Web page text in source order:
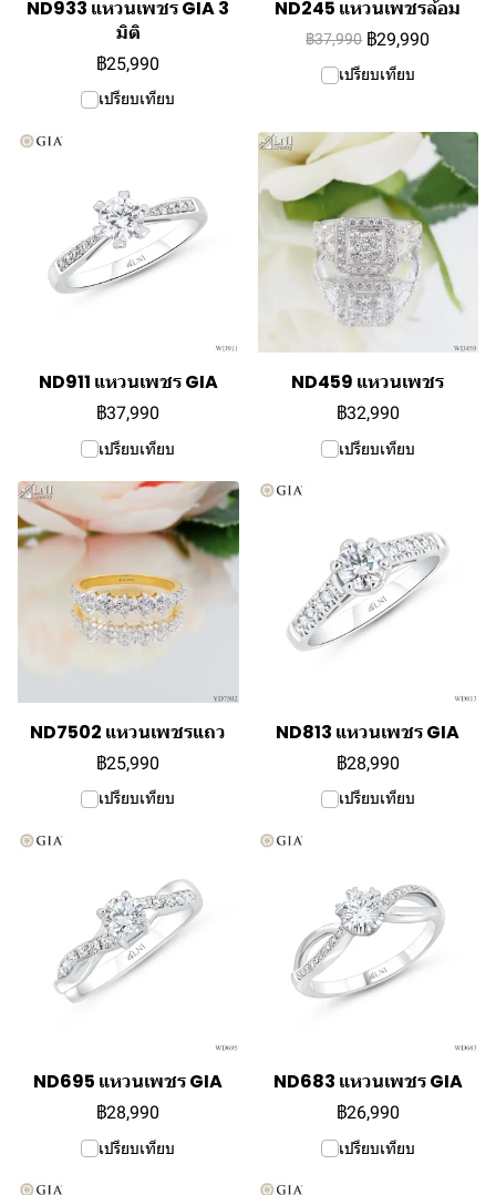
ND933 แหวนเพชร GIA 3
มิติ
฿25,990
เปรียบเทียบ
ND245 แหวนเพชรล้อม
฿37,990 ฿29,990
เปรียบเทียบ
ND911 แหวนเพชร GIA
฿37,990
เปรียบเทียบ
ND459 แหวนเพชร
฿32,990
เปรียบเทียบ
ND7502 แหวนเพชรแถว
฿25,990
เปรียบเทียบ
ND813 แหวนเพชร GIA
฿28,990
เปรียบเทียบ
ND695 แหวนเพชร GIA
฿28,990
เปรียบเทียบ
ND683 แหวนเพชร GIA
฿26,990
เปรียบเทียบ